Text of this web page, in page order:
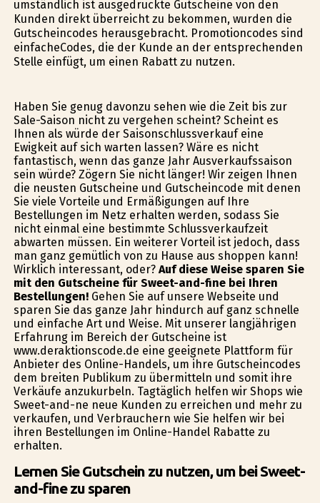
umständlich ist ausgedruckte Gutscheine von den
Kunden direkt überreicht zu bekommen, wurden die
Gutscheincodes herausgebracht. Promotioncodes sind
einfacheCodes, die der Kunde an der entsprechenden
Stelle einfügt, um einen Rabatt zu nutzen.
Haben Sie genug davonzu sehen wie die Zeit bis zur
Sale-Saison nicht zu vergehen scheint? Scheint es
Ihnen als würde der Saisonschlussverkauf eine
Ewigkeit auf sich warten lassen? Wäre es nicht
fantastisch, wenn das ganze Jahr Ausverkaufssaison
sein würde? Zögern Sie nicht länger! Wir zeigen Ihnen
die neusten Gutscheine und Gutscheincode mit denen
Sie viele Vorteile und Ermäßigungen auf Ihre
Bestellungen im Netz erhalten werden, sodass Sie
nicht einmal eine bestimmte Schlussverkaufzeit
abwarten müssen. Ein weiterer Vorteil ist jedoch, dass
man ganz gemütlich von zu Hause aus shoppen kann!
Wirklich interessant, oder? Auf diese Weise sparen Sie
mit den Gutscheine für Sweet-and-fine bei Ihren
Bestellungen!Gehen Sie auf unsere Webseite und
sparen Sie das ganze Jahr hindurch auf ganz schnelle
und einfache Art und Weise. Mit unserer langjährigen
Erfahrung im Bereich der Gutscheine ist
www.deraktionscode.de eine geeignete Plattform für
Anbieter des Online-Handels, um ihre Gutscheincodes
dem breiten Publikum zu übermitteln und somit ihre
Verkäufe anzukurbeln. Tagtäglich helfen wir Shops wie
Sweet-and-fine neue Kunden zu erreichen und mehr zu
verkaufen, und Verbrauchern wie Sie helfen wir bei
ihren Bestellungen im Online-Handel Rabatte zu
erhalten.
Lernen Sie Gutschein zu nutzen, um bei Sweet-
and-fine zu sparen